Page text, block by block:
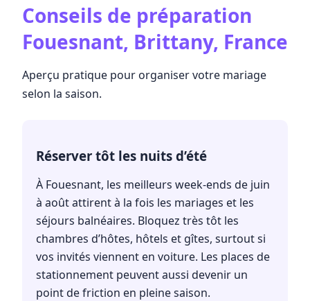
Conseils de préparation
Fouesnant, Brittany, France
Aperçu pratique pour organiser votre mariage
selon la saison.
Réserver tôt les nuits d’été
À Fouesnant, les meilleurs week-ends de juin
à août attirent à la fois les mariages et les
séjours balnéaires. Bloquez très tôt les
chambres d’hôtes, hôtels et gîtes, surtout si
vos invités viennent en voiture. Les places de
stationnement peuvent aussi devenir un
point de friction en pleine saison.